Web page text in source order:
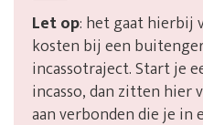
Let op: het gaat hierbij
kosten bij een
incassotraject. Start je
incasso, dan zitten hier
aan verbonden die je in